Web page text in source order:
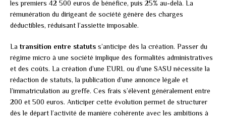
les premiers 42 500 euros de bénéfice, puis 25% au-delà. La
rémunération du dirigeant de société génère des charges
déductibles, réduisant l’assiette imposable.
La transition entre statuts s’anticipe dès la création. Passer du
régime micro à une société implique des formalités administratives
et des coûts. La création d’une EURL ou d’une SASU nécessite la
rédaction de statuts, la publication d’une annonce légale et
l’immatriculation au greffe. Ces frais s’élèvent généralement entre
200 et 500 euros. Anticiper cette évolution permet de structurer
dès le départ l’activité de manière cohérente avec les ambitions à